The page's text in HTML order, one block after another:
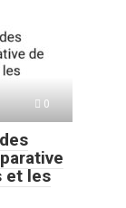
0
et les